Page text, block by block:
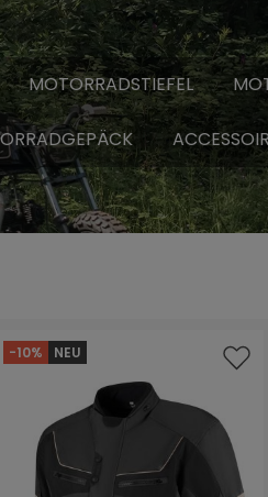
MOTORRADSTIEFEL
-10% NEU